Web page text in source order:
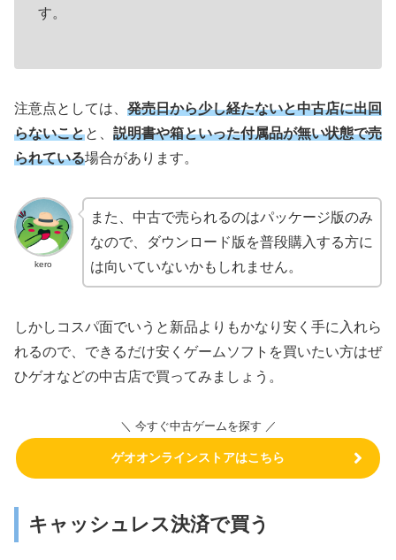
す。
注意点としては、 発売日から少し経たないと中古店に出回
らないことと、 説明書や箱といった付属品が無い状態で売
られている場合があります。
kero
また、中古で売られるのはパッケージ版のみ
なので、ダウンロード版を普段購入する方に
は向いていないかもしれません。
しかしコスパ面でいうと新品よりもかなり安く手に入れら
れるので、できるだけ安くゲームソフトを買いたい方はぜ
ひゲオなどの中古店で買ってみましょう。
＼ 今すぐ中古ゲームを探す ／
ゲオオンラインストアはこちら
キャッシュレス決済で買う